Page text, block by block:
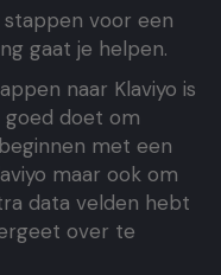
voor een
gaat je helpen.
naar Klaviyo is
doet om
met een
maar ook om
data velden hebt
over te